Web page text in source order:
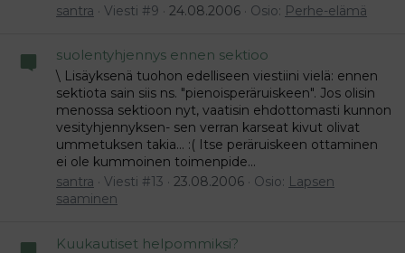
santra
Viesti #9 24.08.2006 Osio: Perhe-elämä
suolentyhjennys ennen sektioo
\ Lisäyksenä tuohon edelliseen viestiini vielä: ennen
sektiota sain siis ns. "pienoisperäruiskeen". Jos olisin
menossa sektioon nyt, vaatisin ehdottomasti kunnon
vesityhjennyksen- sen verran karseat kivut olivat
ummetuksen takia... :( Itse peräruiskeen ottaminen
ei ole kummoinen toimenpide...
santra
Viesti #13 23.08.2006 Osio: Lapsen
saaminen
Kuukautiset helpommiksi?